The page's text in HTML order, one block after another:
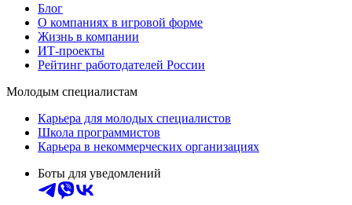
Блог
О компаниях в игровой форме
Жизнь в компании
ИТ-проекты
Рейтинг работодателей России
Молодым специалистам
Карьера для молодых специалистов
Школа программистов
Карьера в некоммерческих организациях
Боты для уведомлений